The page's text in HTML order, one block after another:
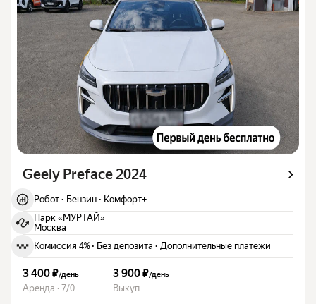
Geely Preface 2024
Робот · Бензин · Комфорт+
Парк «МУРТАЙ»
Москва
Комиссия 4%· Без депозита · Дополнительные платежи
3 400 ₽/день
Аренда · 7/0
3 900 ₽/день
Выкуп